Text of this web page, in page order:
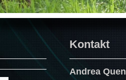
Kontakt
Andrea